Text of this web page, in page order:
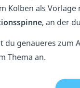
Kolben als
, an der
du genaueres zum
Thema an.